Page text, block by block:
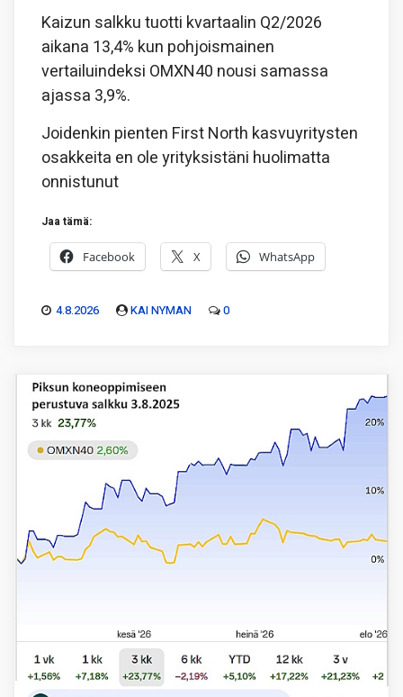
Kaizun salkku tuotti kvartaalin Q2/2026
aikana 13,4% kun pohjoismainen
vertailuindeksi OMXN40 nousi samassa
ajassa 3,9%.
Joidenkin pienten First North kasvuyritysten
osakkeita en ole yrityksistäni huolimatta
onnistunut
Jaa tämä:
Facebook X WhatsApp
4.8.2026 KAI NYMAN 0